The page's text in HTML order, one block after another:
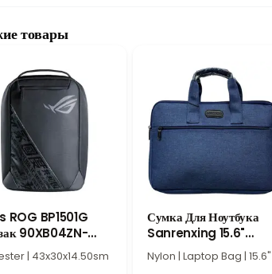
воздействий. Надежная конструкция делает ее удобной
Стильный дизайн Crown Jewel
Дизайн Crown Jewel
придает сумке современный
переносить его в различных условиях.
Надежная защита ноутбука
Внутреннее отделение помогает надежно
повышают безопасность устройства во время
Отличный выбор для офиса, учебы и
Sanrenxing 15.6" Crown Jewel Notebook Bag
стильный дизайн. Поддержка ноутбуков до15.6 дюйма
университета и ежедневных поездок.
товары
ROG BP1501G
90XB04ZN-
| 43x30x14.50sm
Сумка Для Ноутбука
Sanrenxing 15.6"
Wizard
Nylon | Laptop Bag | 15.6"